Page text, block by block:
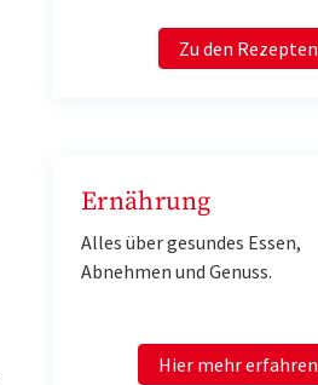
Zu den Rezepten
Ernährung
Alles über gesundes Essen,
Abnehmen und Genuss.
Hier mehr erfahren